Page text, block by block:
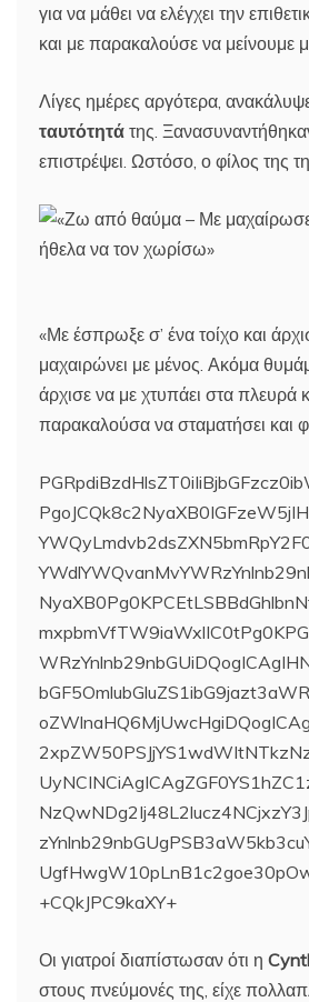
για να μάθει να ελέγχει την
και με παρακαλούσε να μείνουμε
Λίγες ημέρες αργότερα, ανακάλυψε
ταυτότητά της.
επιστρέψει. Ωστόσο, ο φίλος της
«Με έσπρωξε σ’ ένα τοίχο και
μαχαιρώνει με μένος. Ακόμα
άρχισε να με χτυπάει στα πλευρά
παρακαλούσα να σταματήσει και
+CQkJPC9kaXY+
Οι γιατροί διαπίστωσαν ότι η
στους πνεύμονές της, είχε